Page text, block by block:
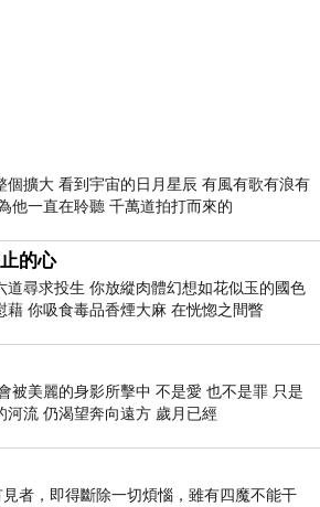
個擴大 看到宇宙的日月星辰 有風有歌有浪有
他一直在聆聽 千萬道拍打而來的
的心
道尋求投生 你放縱肉體幻想如花似玉的國色
藉 你吸食毒品香煙大麻 在恍惚之間瞥
被美麗的身影所擊中 不是愛 也不是罪 只是
河流 仍渴望奔向遠方 歲月已經
者，即得斷除一切煩惱，雖有四魔不能干